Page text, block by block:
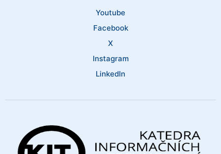
Youtube
Facebook
X
Instagram
LinkedIn